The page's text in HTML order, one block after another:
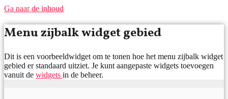
Ga naar de inhoud
Menu zijbalk widget gebied
Dit is een voorbeeldwidget om te tonen hoe het menu zijbalk widget
gebied er standaard uitziet. Je kunt aangepaste widgets toevoegen
vanuit de widgets in de beheer.